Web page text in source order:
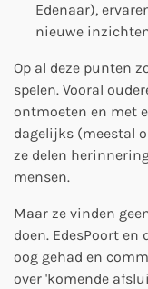
Edenaar),
nieuwe
Op al deze punten
spelen. Vooral
ontmoeten en met
dagelijks (meestal
ze delen
mensen.
Maar ze vinden
doen. EdesPoort en
oog gehad en
over 'komende